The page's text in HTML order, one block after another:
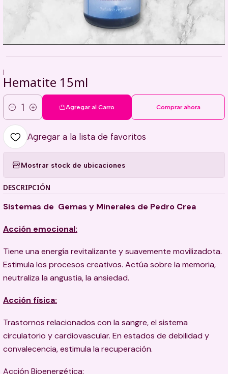
|
Hematite 15ml
Cantidad
Agregar al Carro Comprar ahora
Agregar a la lista de favoritos
Mostrar stock de ubicaciones
DESCRIPCIÓN
Sistemas de Gemas y Minerales de Pedro Crea
Acción emocional:
Tiene una energía revitalizante y suavemente movilizadota.
Estimula los procesos creativos. Actúa sobre la memoria,
neutraliza la angustia, la ansiedad.
Acción física:
Trastornos relacionados con la sangre, el sistema
circulatorio y cardiovascular. En estados de debilidad y
convalecencia, estimula la recuperación.
Acción Bioenergética: